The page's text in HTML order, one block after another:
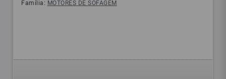
Família: MOTORES DE SOFAGEM